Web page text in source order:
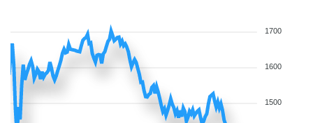
1700
1600
1500